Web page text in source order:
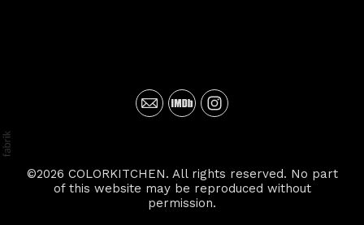
©2026 COLORKITCHEN. All rights reserved. No part
of this website may be reproduced without
permission.